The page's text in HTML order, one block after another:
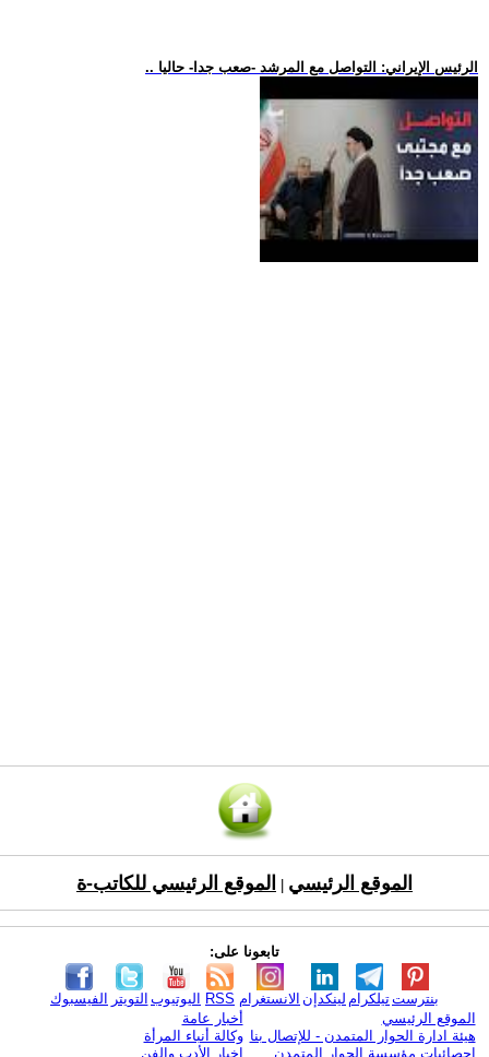
.. الرئيس الإيراني: التواصل مع المرشد -صعب جدا- حاليا
الموقع الرئيسي الموقع الرئيسي للكاتب-ة
تابعونا على:
الفيسبوك التويتر اليوتيوب RSS الانستغرام لينكدإن تيلكرامبنترست
الموقع الرئيسي
هيئة ادارة الحوار المتمدن - للإتصال بنا
إحصائيات مؤسسة الحوار المتمدن
أخبار عامة
وكالة أنباء المرأة
اخبار الأدب والفن